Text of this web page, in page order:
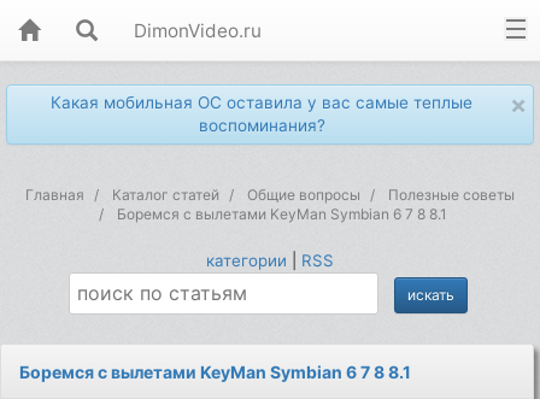
DimonVideo.ru
×
Какая мобильная ОС оставила у вас самые теплые
воспоминания?
Главная Каталог статей Общие вопросы
Полезные советы
Боремся с вылетами KeyMan Symbian 6 7 8 8.1
категории RSS
Боремся с вылетами KeyMan Symbian 6 7 8 8.1